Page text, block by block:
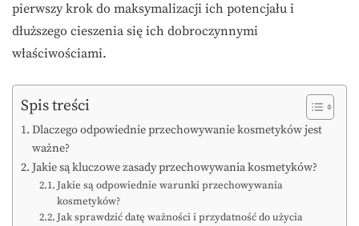
pierwszy krok do maksymalizacji ich potencjału i
dłuższego cieszenia się ich dobroczynnymi
właściwościami.
Spis treści
Dlaczego odpowiednie przechowywanie kosmetyków jest
ważne?
Jakie są kluczowe zasady przechowywania kosmetyków?
Jakie są odpowiednie warunki przechowywania
kosmetyków?
Jak sprawdzić datę ważności i przydatność do użycia